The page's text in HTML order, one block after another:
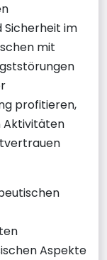
Sicherheit im
mit
profitieren,
Aktivitäten
Aspekte